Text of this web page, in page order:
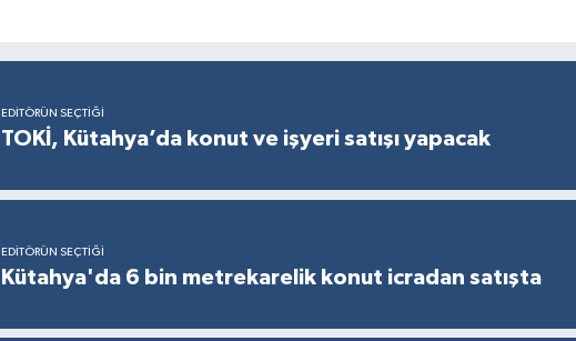
EDITÖRÜN SEÇTIĞI
TOKİ, Kütahya’da konut ve işyeri satışı yapacak
EDITÖRÜN SEÇTIĞI
Kütahya'da 6 bin metrekarelik konut icradan satışta